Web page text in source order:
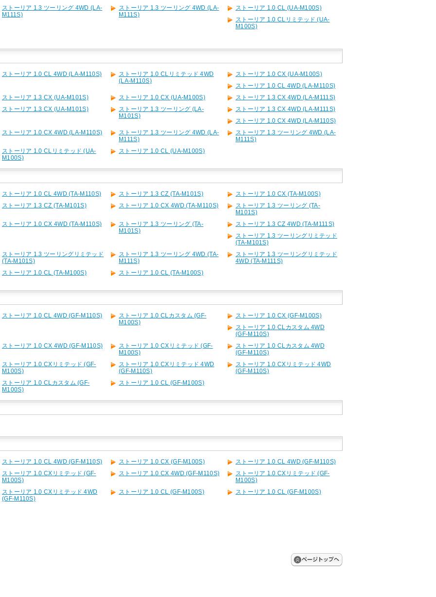
ストーリア 1.3 ツーリング 4WD (LA-
M111S)
ストーリア 1.3 ツーリング 4WD (LA-
M111S)
ストーリア 1.0 CL (UA-M100S)
ストーリア 1.0 CLリミテッド (UA-
M100S)
ストーリア 1.0 CL 4WD (LA-M110S)
ストーリア 1.0 CLリミテッド 4WD
(LA-M110S)
ストーリア 1.0 CX (UA-M100S)
ストーリア 1.0 CL 4WD (LA-M110S)
ストーリア 1.3 CX (UA-M101S)
ストーリア 1.0 CX (UA-M100S)
ストーリア 1.3 CX 4WD (LA-M111S)
ストーリア 1.3 CX (UA-M101S)
ストーリア 1.3 ツーリング (LA-
M101S)
ストーリア 1.3 CX 4WD (LA-M111S)
ストーリア 1.0 CX 4WD (LA-M110S)
ストーリア 1.0 CX 4WD (LA-M110S)
ストーリア 1.3 ツーリング 4WD (LA-
M111S)
ストーリア 1.3 ツーリング 4WD (LA-
M111S)
ストーリア 1.0 CLリミテッド (UA-
M100S)
ストーリア 1.0 CL (UA-M100S)
ストーリア 1.0 CL 4WD (TA-M110S) ストーリア 1.3 CZ (TA-M101S)
ストーリア 1.0 CX (TA-M100S)
ストーリア 1.3 CZ (TA-M101S)
ストーリア 1.0 CX 4WD (TA-M110S)
ストーリア 1.3 ツーリング (TA-
M101S)
ストーリア 1.0 CX 4WD (TA-M110S)
ストーリア 1.3 ツーリング (TA-
M101S)
ストーリア 1.3 CZ 4WD (TA-M111S)
ストーリア 1.3 ツーリングリミテッド
(TA-M101S)
ストーリア 1.3 ツーリングリミテッド
(TA-M101S)
ストーリア 1.3 ツーリング 4WD (TA-
M111S)
ストーリア 1.3 ツーリングリミテッド
4WD (TA-M111S)
ストーリア 1.0 CL (TA-M100S)
ストーリア 1.0 CL (TA-M100S)
ストーリア 1.0 CL 4WD (GF-M110S)
ストーリア 1.0 CLカスタム (GF-
M100S)
ストーリア 1.0 CX (GF-M100S)
ストーリア 1.0 CLカスタム 4WD
(GF-M110S)
ストーリア 1.0 CX 4WD (GF-M110S)
ストーリア 1.0 CXリミテッド (GF-
M100S)
ストーリア 1.0 CLカスタム 4WD
(GF-M110S)
ストーリア 1.0 CXリミテッド (GF-
M100S)
ストーリア 1.0 CXリミテッド 4WD
(GF-M110S)
ストーリア 1.0 CXリミテッド 4WD
(GF-M110S)
ストーリア 1.0 CLカスタム (GF-
M100S)
ストーリア 1.0 CL (GF-M100S)
ストーリア 1.0 CL 4WD (GF-M110S) ストーリア 1.0 CX (GF-M100S)
ストーリア 1.0 CL 4WD (GF-M110S)
ストーリア 1.0 CXリミテッド (GF-
M100S)
ストーリア 1.0 CX 4WD (GF-M110S)
ストーリア 1.0 CXリミテッド (GF-
M100S)
ストーリア 1.0 CXリミテッド 4WD
(GF-M110S)
ストーリア 1.0 CL (GF-M100S) ストーリア 1.0 CL (GF-M100S)